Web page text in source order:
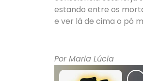
estando entre os
e ver lá de cima o pó
Por Maria Lúcia